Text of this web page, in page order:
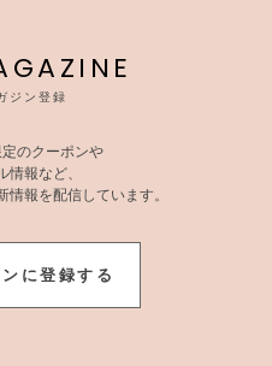
ジン登録
のクーポンや
情報など、
報を配信しています。
に登録する